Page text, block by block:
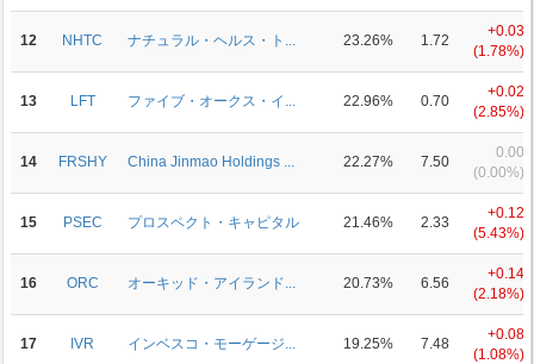
12 NHTC ナチュラル・ヘルス・ト... 23.26% 1.72
+0.03
(1.78%)
13 LFT ファイブ・オークス・イ... 22.96% 0.70
+0.02
(2.85%)
14 FRSHY China Jinmao Holdings ... 22.27% 7.50
0.00
(0.00%)
15 PSEC プロスペクト・キャピタル 21.46% 2.33
+0.12
(5.43%)
16 ORC オーキッド・アイランド... 20.73% 6.56
+0.14
(2.18%)
17 IVR インベスコ・モーゲージ... 19.25% 7.48
+0.08
(1.08%)